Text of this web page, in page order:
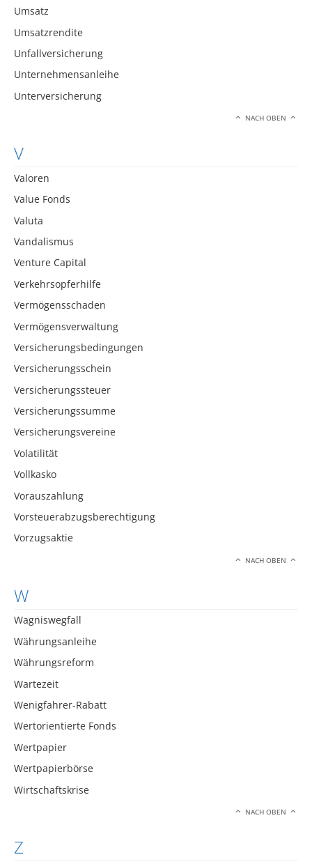
Umsatz
Umsatzrendite
Unfallversicherung
Unternehmensanleihe
Unterversicherung
NACH OBEN
V
Valoren
Value Fonds
Valuta
Vandalismus
Venture Capital
Verkehrsopferhilfe
Vermögensschaden
Vermögensverwaltung
Versicherungsbedingungen
Versicherungsschein
Versicherungssteuer
Versicherungssumme
Versicherungsvereine
Volatilität
Vollkasko
Vorauszahlung
Vorsteuerabzugsberechtigung
Vorzugsaktie
NACH OBEN
W
Wagniswegfall
Währungsanleihe
Währungsreform
Wartezeit
Wenigfahrer-Rabatt
Wertorientierte Fonds
Wertpapier
Wertpapierbörse
Wirtschaftskrise
NACH OBEN
Z